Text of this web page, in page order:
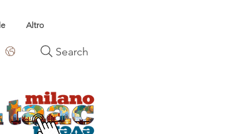
Altro
Search